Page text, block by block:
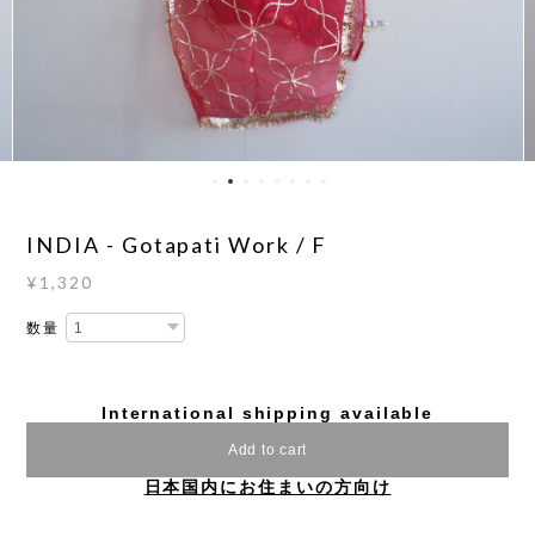
INDIA - Gotapati Work / F
¥1,320
数量
International shipping available
Add to cart
日本国内にお住まいの方向け